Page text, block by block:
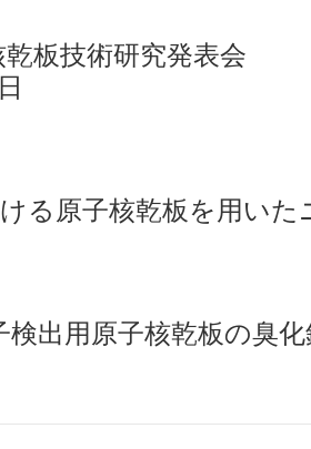
板技術研究発表会
る原子核乾板を用い
検出用原子核乾板の臭